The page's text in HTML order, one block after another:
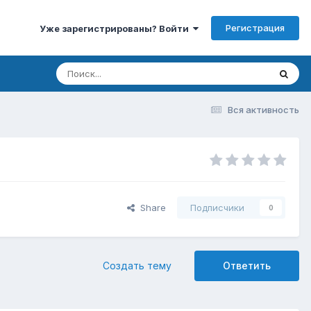
Уже зарегистрированы? Войти Регистрация
Вся активность
Share Подписчики 0
Ответить
Создать тему